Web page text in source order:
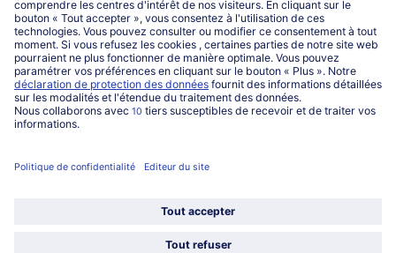
Sélectionner le pays / la langue